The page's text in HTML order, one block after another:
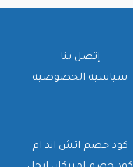
إتصل بنا
سياسية الخصوصية
كود خصم اتش اند ام